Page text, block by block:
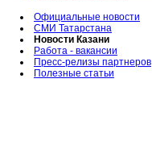
Официальные новости
СМИ Татарстана
Новости Казани
Работа - вакансии
Пресс-релизы партнеров
Полезные статьи